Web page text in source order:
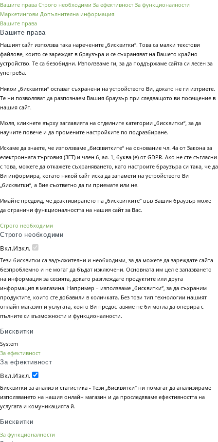
Вашите права Строго необходими За ефективност За функционалности
Маркетингови Допълнителна информация
Вашите права
Вашите права
Нашият сайт използва така наречените „бисквитки“. Това са малки текстови
файлове, които се зареждат в браузъра и се съхраняват на Вашето крайно
устройство. Те са безобидни. Използваме ги, за да поддържаме сайта си лесен за
употреба.
Някои „бисквитки“ остават съхранени на устройството Ви, докато не ги изтриете.
Те ни позволяват да разпознаем Вашия браузър при следващото ви посещение в
нашия сайт.
Моля, кликнете върху заглавията на отделните категории „бисквитки“, за да
научите повече и да промените настройките по подразбиране.
Искаме да знаете, че използваме „бисквитките“ на основание чл. 4а от Закона за
електронната търговия (ЗЕТ) и член 6, ал. 1, буква (е) от GDPR. Ако не сте съгласни
с това, можете да откажете съхраняването, като настроите браузъра си така, че да
Ви информира, когато някой сайт иска да запамети на устройството Ви
„бисквитки“, а Вие съответно да ги приемате или не.
Имайте предвид, че деактивирането на „бисквитките“ във Вашия браузър може
да ограничи функционалността на нашия сайт за Вас.
Строго необходими
Строго необходими
Вкл.Изкл.
Тези бисквитки са задължителни и необходими, за да можете да зареждате сайта
безпроблемно и не могат да бъдат изключени. Основната им цел е запазването
на информация за сесията, докато разглеждате продуктите или друга
информация в магазина. Например – използваме „бисквитки“, за да съхраним
продуктите, които сте добавили в количката. Без този тип технологии нашият
онлайн магазин и услугата, която Ви предоставяме не би могла да оперира с
пълните си възможности и функционалности.
Бисквитки
System
За ефективност
За ефективност
Вкл.Изкл.
Бисквитки за анализ и статистика - Тези „бисквитки“ ни помагат да анализираме
използването на нашия онлайн магазин и да проследяваме ефективността на
услугата и комуникацията й.
Бисквитки
За функционалности